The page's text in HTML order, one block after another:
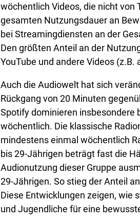
wöchentlich Videos, die nicht von
gesamten Nutzungsdauer an
bei Streamingdiensten an der
Den größten Anteil an der
YouTube und andere Videos (z.B.
Auch die Audiowelt hat sich
Rückgang von 20 Minuten
Spotify dominieren insbesondere
wöchentlich. Die klassische
mindestens einmal wöchentlich
bis 29-Jährigen beträgt fast die
Audionutzung dieser Gruppe
29-Jährigen. So stieg der Anteil
Diese Entwicklungen zeigen, wie
und Jugendliche für eine